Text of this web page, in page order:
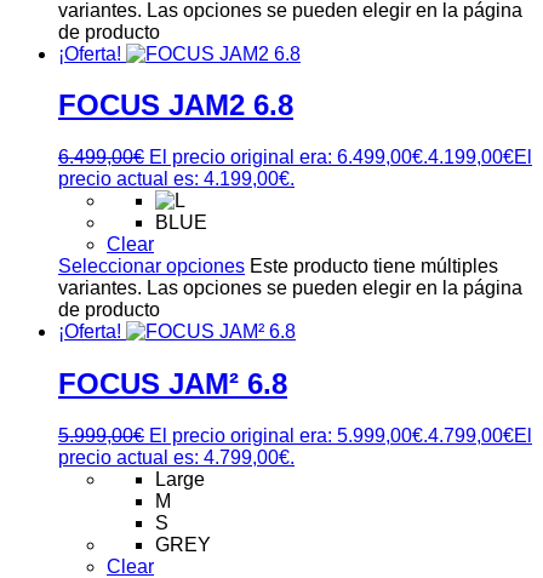
variantes. Las opciones se pueden elegir en la página
de producto
¡Oferta!
FOCUS JAM2 6.8
6.499,00€ El precio original era: 6.499,00€.4.199,00€El
precio actual es: 4.199,00€.
BLUE
Clear
Seleccionar opciones Este producto tiene múltiples
variantes. Las opciones se pueden elegir en la página
de producto
¡Oferta!
FOCUS JAM² 6.8
5.999,00€ El precio original era: 5.999,00€.4.799,00€El
precio actual es: 4.799,00€.
Large
M
S
GREY
Clear